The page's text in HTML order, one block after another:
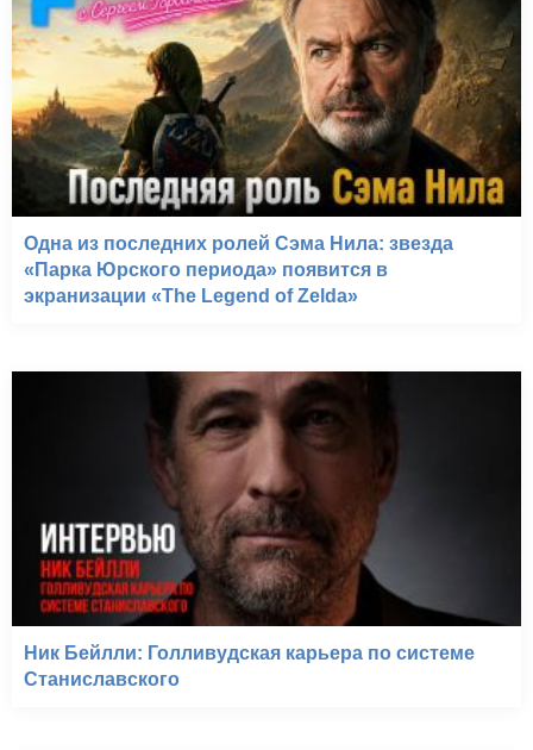
Одна из последних ролей Сэма Нила: звезда
«Парка Юрского периода» появится в
экранизации «The Legend of Zelda»
Ник Бейлли: Голливудская карьера по системе
Станиславского